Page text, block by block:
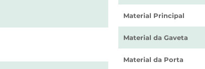
Material Principal
Material da Gaveta
Material da Porta